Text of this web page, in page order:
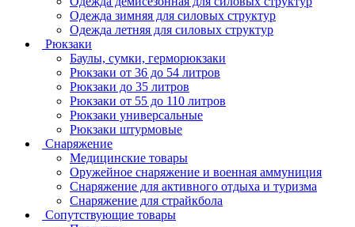
Одежда зимняя для силовых структур
Одежда летняя для силовых структур
Рюкзаки
Баулы, сумки, герморюкзаки
Рюкзаки от 36 до 54 литров
Рюкзаки до 35 литров
Рюкзаки от 55 до 110 литров
Рюкзаки универсальные
Рюкзаки штурмовые
Снаряжение
Медицинские товары
Оружейное снаряжение и военная аммуниция
Снаряжение для активного отдыха и туризма
Снаряжение для страйкбола
Сопутствующие товары